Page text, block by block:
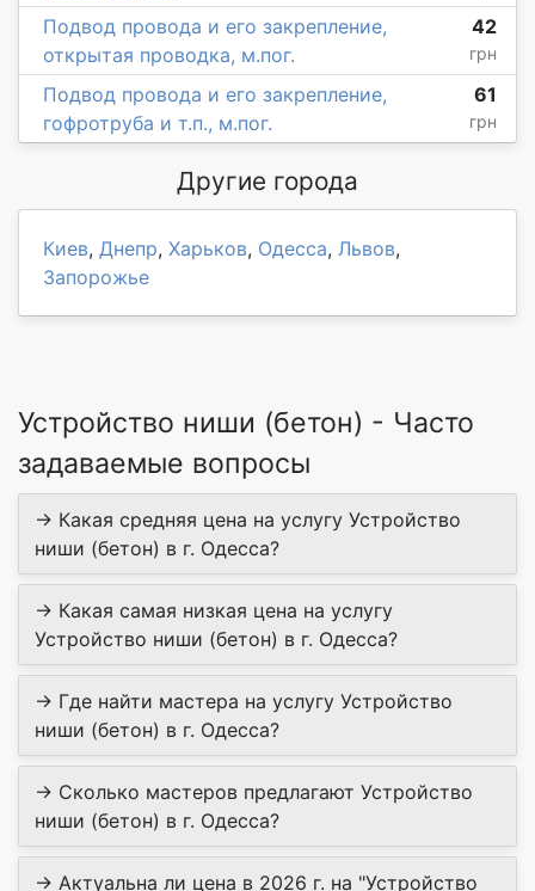
Подвод провода и его закрепление,
открытая проводка, м.пог.
42
грн
Подвод провода и его закрепление,
гофротруба и т.п., м.пог.
61
грн
Другие города
Киев, Днепр, Харьков, Одесса, Львов,
Запорожье
Устройство ниши (бетон) - Часто
задаваемые вопросы
→ Какая средняя цена на услугу Устройство
ниши (бетон) в г. Одесса?
→ Какая самая низкая цена на услугу
Устройство ниши (бетон) в г. Одесса?
→ Где найти мастера на услугу Устройство
ниши (бетон) в г. Одесса?
→ Сколько мастеров предлагают Устройство
ниши (бетон) в г. Одесса?
→ Актуальна ли цена в 2026 г. на "Устройство